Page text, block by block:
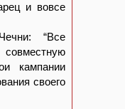
и вовсе
“Все
кампании
своего